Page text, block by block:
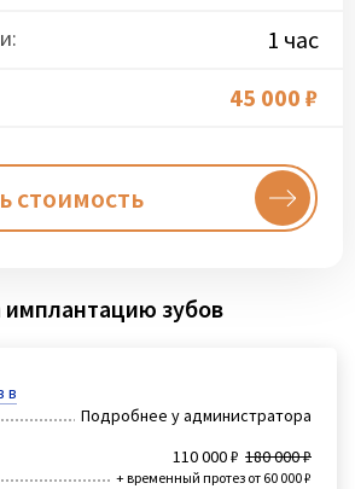
1 час
45 000 ₽
стоимость
зубов
в
Подробнее у администратора
110 000 ₽ 180 000 ₽
+ временный протез от 60 000 ₽